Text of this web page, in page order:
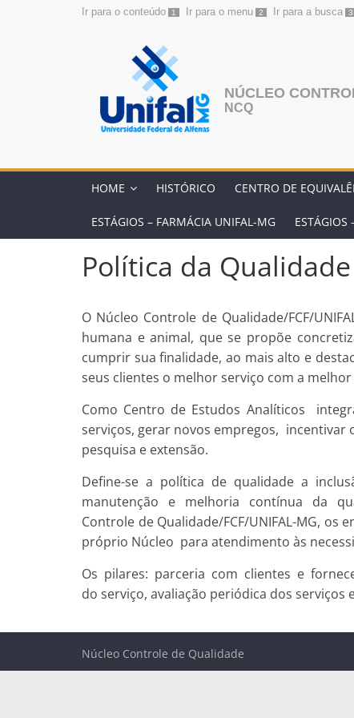
Ir para o conteúdo 1 Ir para o menu 2 Ir para a busca 3
NÚCLEO
NCQ
HOME HISTÓRICO CENTRO DE
ESTÁGIOS – FARMÁCIA UNIFAL-MG ESTÁGIOS
Política da Qualidade
O Núcleo Controle de Qualidade/FCF/
humana e animal, que se propõe
cumprir sua finalidade, ao mais alto e
seus clientes o melhor serviço com a melhor
Como Centro de Estudos Analíticos
serviços, gerar novos empregos, incentivar
pesquisa e extensão.
Define-se a política de qualidade a
manutenção e melhoria contínua da
Controle de Qualidade/FCF/UNIFAL-MG,
próprio Núcleo para atendimento às
Os pilares: parceria com clientes e
do serviço, avaliação periódica dos serviços
Núcleo Controle de Qualidade